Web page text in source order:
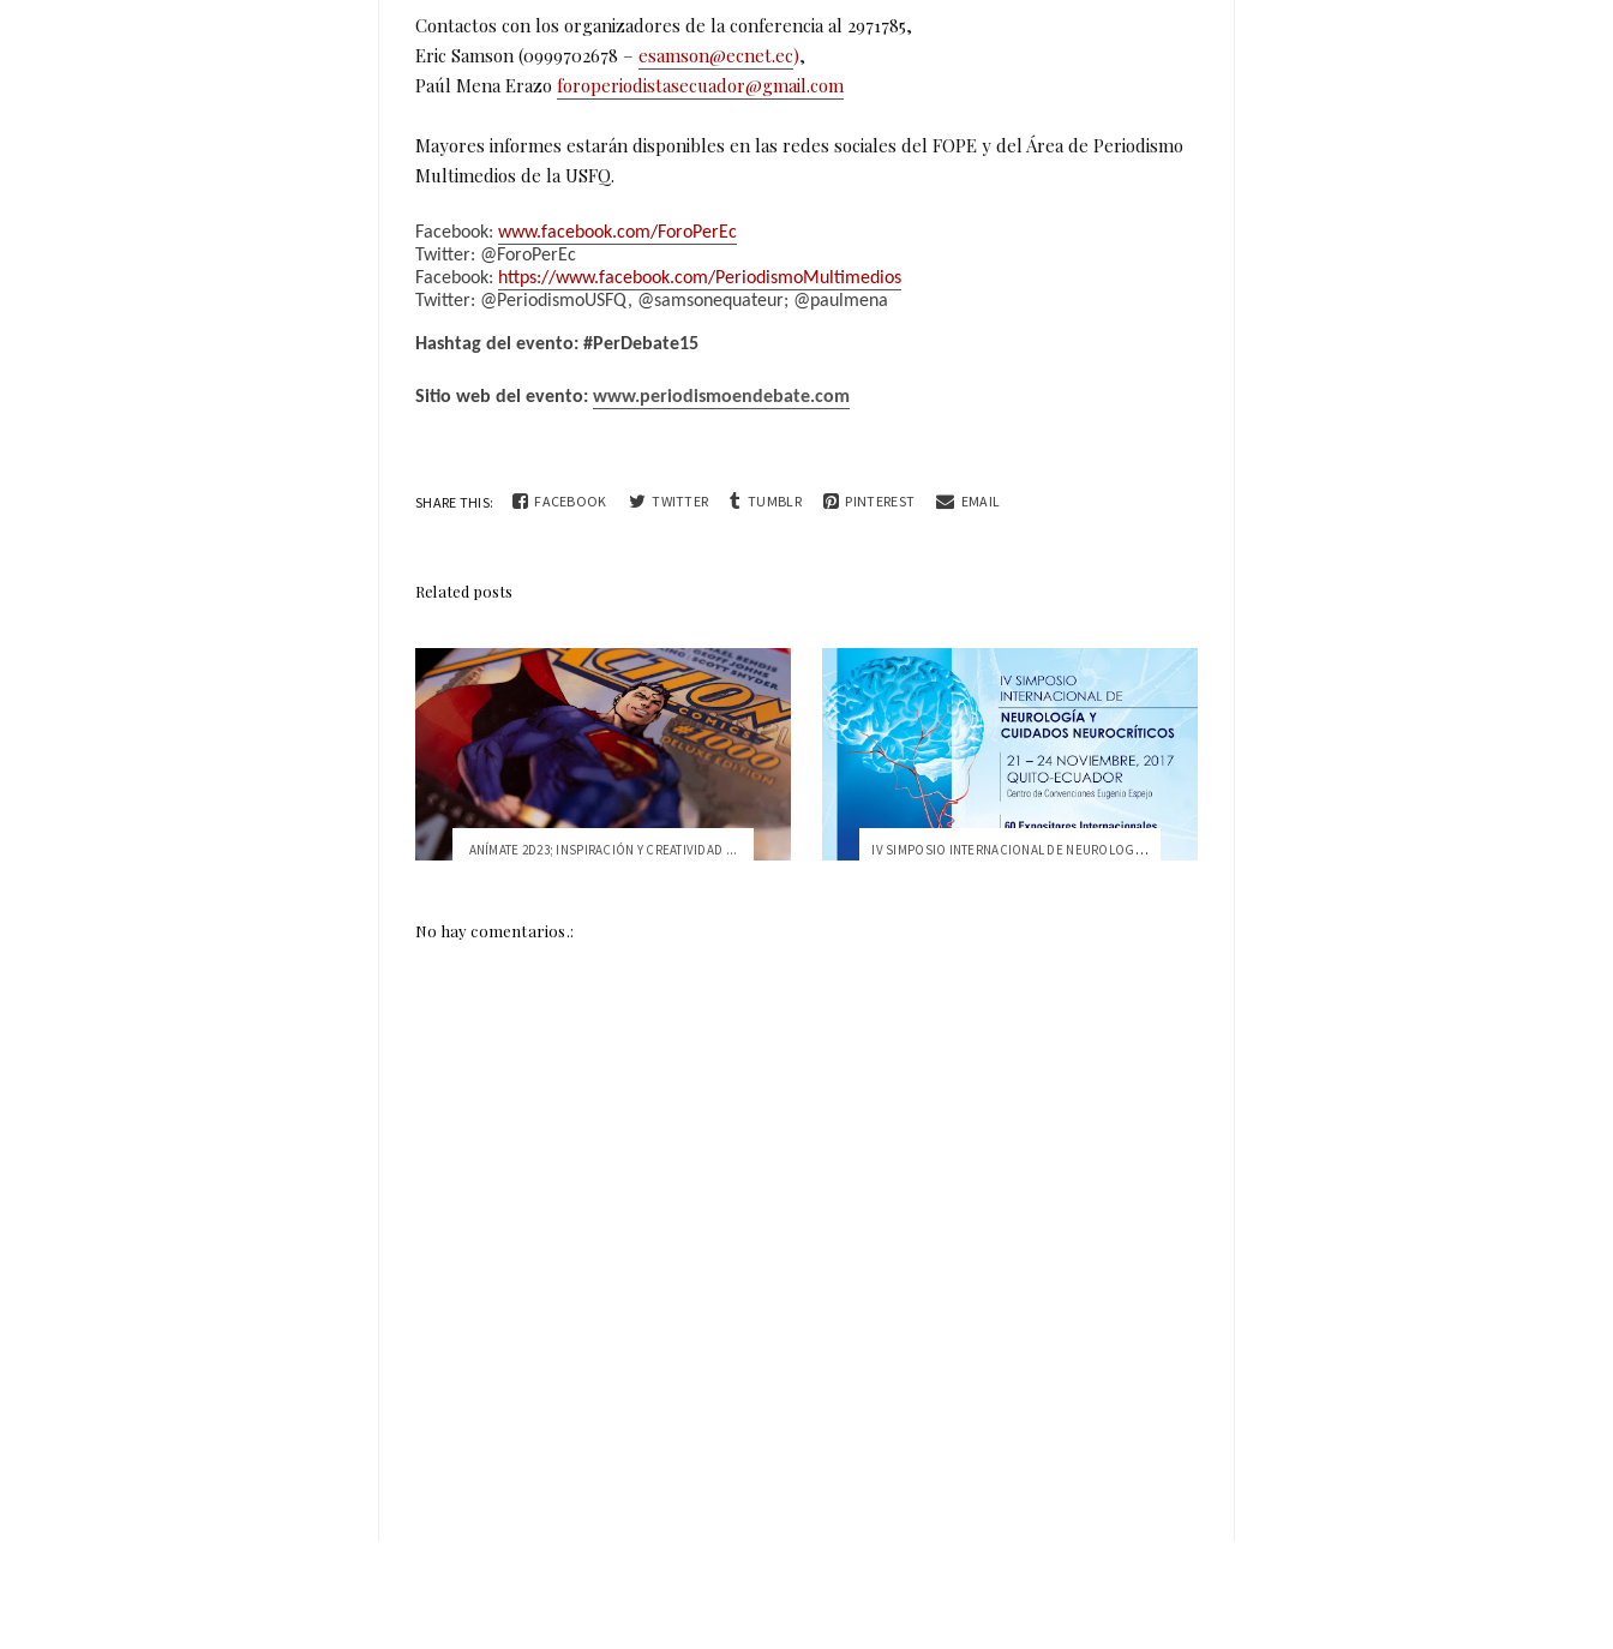
Contactos con los organizadores de la conferencia al 2971785,
Eric Samson (0999702678 – esamson@ecnet.ec),
Paúl Mena Erazo foroperiodistasecuador@gmail.com
Mayores informes estarán disponibles en las redes sociales del FOPE y del Área de Periodismo
Multimedios de la USFQ.
Facebook: www.facebook.com/ForoPerEc
Twitter: @ForoPerEc
Facebook: https://www.facebook.com/PeriodismoMultimedios
Twitter: @PeriodismoUSFQ, @samsonequateur; @paulmena
Hashtag del evento: #PerDebate15
Sitio web del evento: www.periodismoendebate.com
SHARE THIS: FACEBOOK TWITTER TUMBLR PINTEREST EMAIL
Related posts
ANÍMATE 2D23; INSPIRACIÓN Y CREATIVIDAD ... IV SIMPOSIO INTERNACIONAL DE NEUROLOGÍA ...
No hay comentarios.: